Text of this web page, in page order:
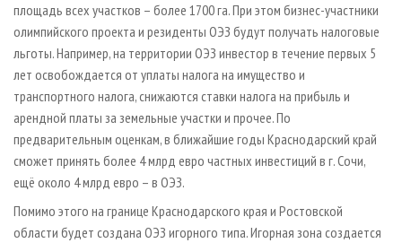
площадь всех участков – более 1700 га. При этом бизнес-участники
олимпийского проекта и резиденты ОЭЗ будут получать налоговые
льготы. Например, на территории ОЭЗ инвестор в течение первых 5
лет освобождается от уплаты налога на имущество и
транспортного налога, снижаются ставки налога на прибыль и
арендной платы за земельные участки и прочее. По
предварительным оценкам, в ближайшие годы Краснодарский край
сможет принять более 4 млрд евро частных инвестиций в г. Сочи,
ещё около 4 млрд евро – в ОЭЗ.
Помимо этого на границе Краснодарского края и Ростовской
области будет создана ОЭЗ игорного типа. Игорная зона создается